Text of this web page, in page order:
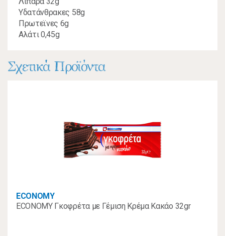
Υδατάνθρακες 58g
Πρωτεϊνες 6g
Αλάτι 0,45g
Σχετικά Προϊόντα
ECONOMY
ECONOMY Γκοφρέτα με Γέμιση Κρέμα Κακάο 32gr